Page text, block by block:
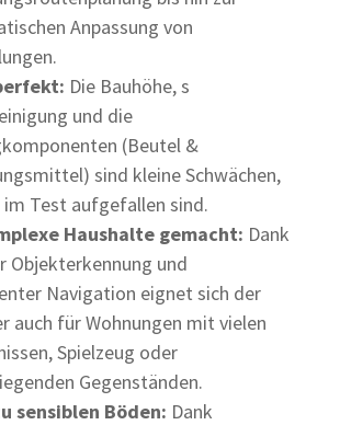
Anpassung von
Die Bauhöhe, s
und die
(Beutel &
sind kleine Schwächen,
im Test aufgefallen sind.
Haushalte gemacht: Dank
Objekterkennung und
Navigation eignet sich der
auch für Wohnungen mit vielen
Spielzeug oder
Gegenständen.
sensiblen Böden: Dank